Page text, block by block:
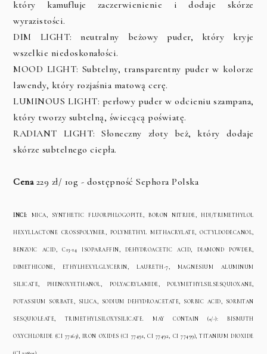
który kamufluje zaczerwienienie i dodaje skórze
wyrazistości.
DIM LIGHT: neutralny beżowy puder, który kryje
wszelkie niedoskonałości.
MOOD LIGHT: Subtelny, transparentny puder w kolorze
lawendy, który rozjaśnia matową cerę.
LUMINOUS LIGHT: perłowy puder w odcieniu szampana,
który tworzy subtelną, świecącą poświatę.
RADIANT LIGHT: Słoneczny złoty beż, który dodaje
skórze subtelnego ciepła.
Cena229 zł/ 10g - dostępność Sephora Polska
INCI: MICA, SYNTHETIC FLUORPHLOGOPITE, BORON NITRIDE, HDI/TRIMETHYLOL
HEXYLLACTONE CROSSPOLYMER, POLYMETHYL METHACRYLATE, OCTYLDODECANOL,
BENZOIC ACID, C13-14 ISOPARAFFIN, DEHYDROACETIC ACID, DIAMOND POWDER,
DIMETHICONE, ETHYLHEXYLGLYCERIN, LAURETH-7, MAGNESIUM ALUMINUM
SILICATE, PHENOXYETHANOL, POLYACRYLAMIDE, POLYMETHYLSILSESQUIOXANE,
POTASSIUM SORBATE, SILICA, SODIUM DEHYDROACETATE, SORBIC ACID, SORBITAN
SESQUIOLEATE, TRIMETHYLSILOXYSILICATE. MAY CONTAIN (+/-): BISMUTH
OXYCHLORIDE (CI 77163), IRON OXIDES (CI 77491, CI 77492, CI 77499), TITANIUM DIOXIDE